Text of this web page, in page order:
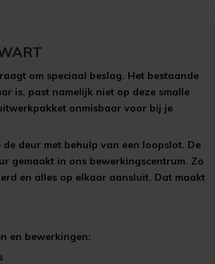
om speciaal beslag. Het bestaande
is, past namelijk niet op deze smalle
onmisbaar voor bij je
deur met behulp van een loopslot. De
gemaakt in ons bewerkingscentrum. Zo
en alles op elkaar aansluit. Dat maakt
en bewerkingen: